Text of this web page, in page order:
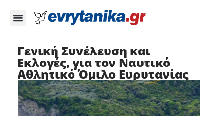
Γενική Συνέλευση και
Εκλογές, για τον Ναυτικό
Αθλητικό Όμιλο Ευρυτανίας